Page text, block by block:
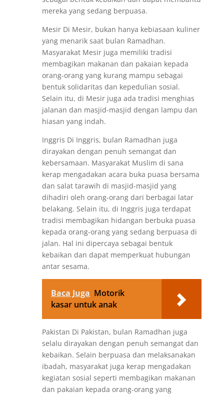
mereka yang sedang berpuasa.
Mesir Di Mesir, bukan hanya kebiasaan kuliner
yang menarik saat bulan Ramadhan.
Masyarakat Mesir juga memiliki tradisi
membagikan makanan dan pakaian kepada
orang-orang yang kurang mampu sebagai
bentuk solidaritas dan kepedulian sosial.
Selain itu, di Mesir juga ada tradisi menghias
jalanan dan masjid-masjid dengan lampu dan
hiasan yang indah.
Inggris Di Inggris, bulan Ramadhan juga
dirayakan dengan penuh semangat dan
kebersamaan. Masyarakat Muslim di sana
kerap mengadakan acara buka puasa bersama
dan salat tarawih di masjid-masjid yang
dihadiri oleh orang-orang dari berbagai latar
belakang. Selain itu, di Inggris juga terdapat
tradisi membagikan hidangan berbuka puasa
kepada orang-orang yang sedang berpuasa di
jalan. Hal ini dipercaya sebagai bentuk
kebaikan dan dapat memperkuat hubungan
antar sesama.
Baca Juga Motorik
kasar untuk anak
Pakistan Di Pakistan, bulan Ramadhan juga
selalu dirayakan dengan penuh semangat dan
kebaikan. Selain berpuasa dan melaksanakan
ibadah, masyarakat juga kerap mengadakan
kegiatan sosial seperti membagikan makanan
dan pakaian kepada orang-orang yang